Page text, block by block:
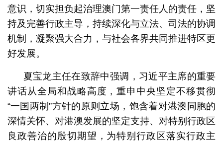
意识，切实担负起治理澳门第一责任人的责任，坚
持及完善行政主导，持续深化与立法、司法的协调
机制，凝聚强大合力，与社会各界共同推进特区更
好发展。
夏宝龙主任在致辞中强调，习近平主席的重要
讲话从全局和战略高度，重申中央坚定不移贯彻
“一国两制”方针的原则立场，饱含着对港澳同胞的
深情关怀、对港澳发展的坚定支持、对特别行政区
良政善治的殷切期望，为特别行政区落实行政主